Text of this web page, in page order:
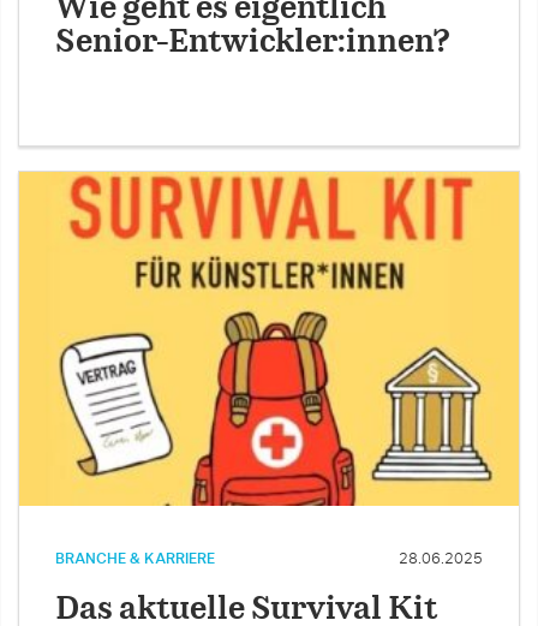
Wie geht es eigentlich
Senior-Entwickler:innen?
BRANCHE & KARRIERE 28.06.2025
Das aktuelle Survival Kit